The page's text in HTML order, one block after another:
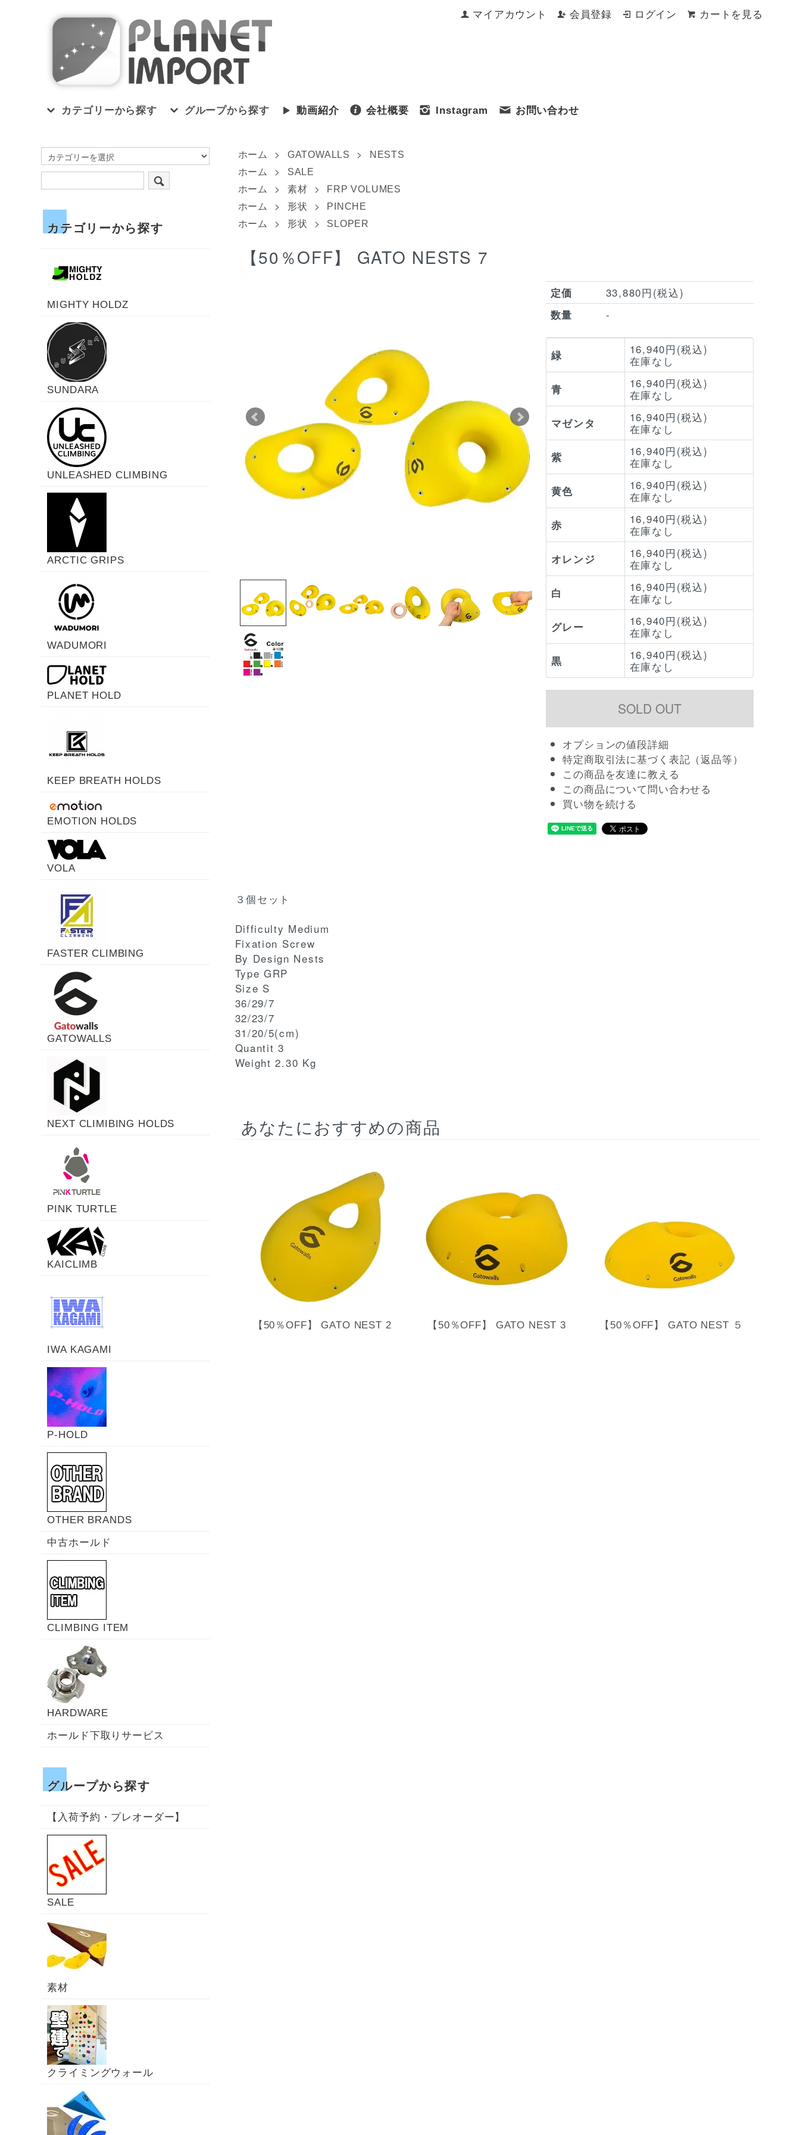
マイアカウント 会員登録 ログイン カートを見る
カテゴリーから探す グループから探す 動画紹介 会社概要 Instagram お問い合わせ
ホーム > GATOWALLS >
NESTS
ホーム
>
SALE
ホーム
> 素材 >
FRP VOLUMES
ホーム
> 形状 >
PINCHE
ホーム
> 形状 > SLOPER
【50％OFF】 GATO NESTS 7
定価 33,880円(税込)
数量 -
緑
16,940円(税込)
在庫なし
青
16,940円(税込)
在庫なし
マゼンタ
16,940円(税込)
在庫なし
紫
16,940円(税込)
在庫なし
黄色
16,940円(税込)
在庫なし
赤
16,940円(税込)
在庫なし
オレンジ
16,940円(税込)
在庫なし
白
16,940円(税込)
在庫なし
グレー
16,940円(税込)
在庫なし
黒
16,940円(税込)
在庫なし
オプションの値段詳細
特定商取引法に基づく表記（返品等）
この商品を友達に教える
この商品について問い合わせる
買い物を続ける
３個セット
Difficulty Medium
Fixation Screw
By Design Nests
Type GRP
Size S
36/29/7
32/23/7
31/20/5(cm)
Quantit 3
Weight 2.30 Kg
あなたにおすすめの商品
【50％OFF】 GATO NEST 2 【50％OFF】 GATO NEST 3 【50％OFF】 GATO NEST ５
カテゴリーから探す
MIGHTY HOLDZ
SUNDARA
UNLEASHED CLIMBING
ARCTIC GRIPS
WADUMORI
PLANET HOLD
KEEP BREATH HOLDS
EMOTION HOLDS
VOLA
FASTER CLIMBING
GATOWALLS
NEXT CLIMIBING HOLDS
PINK TURTLE
KAICLIMB
IWA KAGAMI
P-HOLD
OTHER BRANDS
中古ホールド
CLIMBING ITEM
HARDWARE
ホールド下取りサービス
グループから探す
【入荷予約・プレオーダー】
SALE
素材
クライミングウォール